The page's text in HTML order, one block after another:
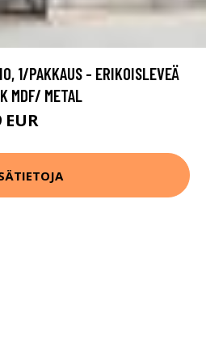
1/PAKKAUS - ERIKOISLEVEÄ
MDF/ METAL
EUR